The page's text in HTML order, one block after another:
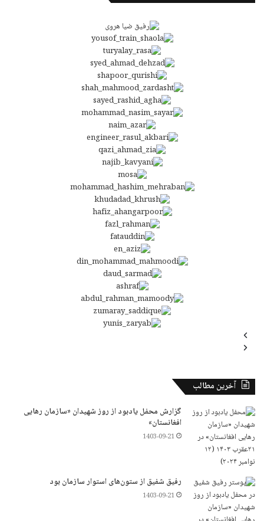
آخرین مطالب
گزارش محفل یادبود از روز شهیدان «سازمان رهایی
افغانستان»
1403-09-21
رفیق شفیق از ستون‌های استوار سازمان بود
1403-09-21